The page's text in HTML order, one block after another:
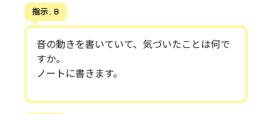
指示 . 8
音の動きを書いていて、気づいたことは何で
すか。
ノートに書きます。